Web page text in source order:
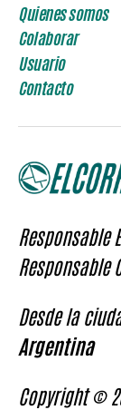
Quienes somos
Colaborar
Usuario
Contacto
Responsable
Responsable
Desde la
Argentina
Copyright ©